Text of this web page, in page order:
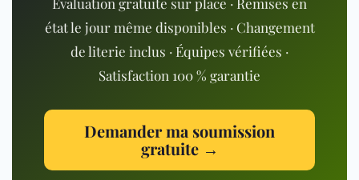
état le jour même disponibles · Changement
de literie inclus · Équipes vérifiées ·
Satisfaction 100 % garantie
Demander ma soumission
gratuite →